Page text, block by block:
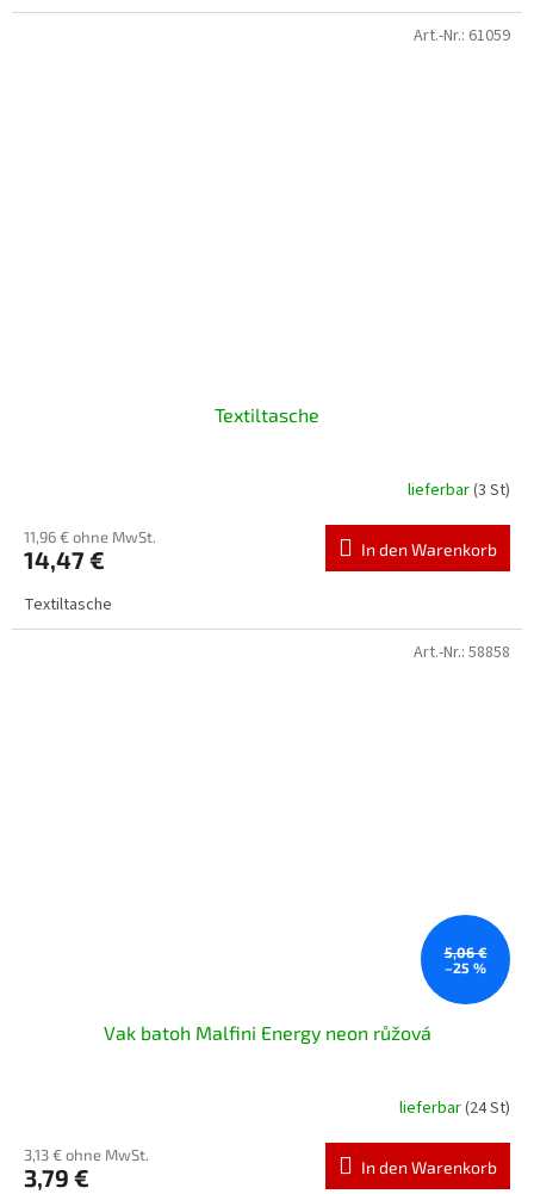
Textiltasche
lieferbar(3 St)
11,96 € ohne MwSt.
14,47 € In den Warenkorb
Textiltasche
Art.-Nr.: 61059
5,06 €
–25 %
Vak batoh Malfini Energy neon růžová
lieferbar(24 St)
3,13 € ohne MwSt.
3,79 € In den Warenkorb
Art.-Nr.: 58858